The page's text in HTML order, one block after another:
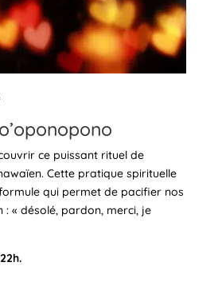
ce puissant rituel de
Cette pratique spirituelle
qui permet de pacifier nos
: « désolé, pardon, merci, je